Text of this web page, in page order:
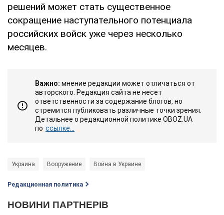
решений может стать существенное
сокращение наступательного потенциала
российских войск уже через несколько
месяцев.
Важно: мнение редакции может отличаться от
авторского. Редакция сайта не несет
ответственности за содержание блогов, но
стремится публиковать различные точки зрения.
Детальнее о редакционной политике OBOZ.UA
по ссылке...
Украина Вооружение Война в Украине
Редакционная политика